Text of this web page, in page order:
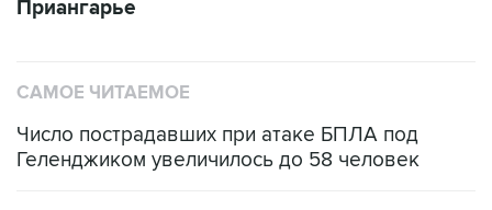
Число пострадавших при атаке БПЛА под
Три человека погибли, двое ранены при атаке